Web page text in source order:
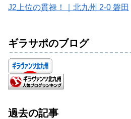
J2上位の貫禄！｜北九州 2-0 磐田
ギラサポのブログ
過去の記事